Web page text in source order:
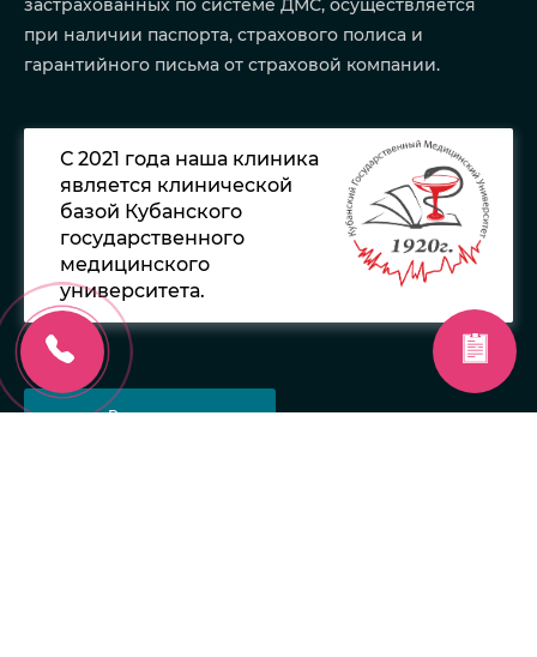
застрахованных по системе ДМС, осуществляется
при наличии паспорта, страхового полиса и
гарантийного письма от страховой компании.
С 2021 года наша клиника
является клинической
базой Кубанского
государственного
медицинского
университета.
Реквизиты